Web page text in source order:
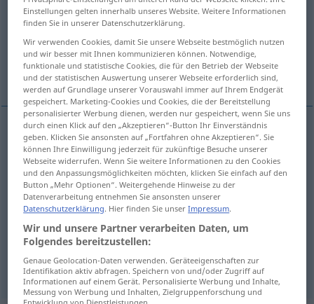
Übersicht aller Übersetzungen
(Für mehr Details die Übersetzung anklicken/antippen)
hård, stiv, streng, drøj, besværlig
hård hart a.Wasser
stiv hart steif
streng hartstreng
drøj,besværlig hartschwierig
Einstellungen gelten innerhalb unseres Website. Weitere Informationen
finden Sie in unserer Datenschutzerklärung.
Wir verwenden Cookies, damit Sie unsere Webseite bestmöglich nutzen
und wir besser mit Ihnen kommunizieren können. Notwendige,
funktionale und statistische Cookies, die für den Betrieb der Webseite
und der statistischen Auswertung unserer Webseite erforderlich sind,
werden auf Grundlage unserer Vorauswahl immer auf Ihrem Endgerät
gespeichert. Marketing-Cookies und Cookies, die der Bereitstellung
personalisierter Werbung dienen, werden nur gespeichert, wenn Sie uns
durch einen Klick auf den „Akzeptieren“-Button Ihr Einverständnis
geben. Klicken Sie ansonsten auf „Fortfahren ohne Akzeptieren“. Sie
können Ihre Einwilligung jederzeit für zukünftige Besuche unserer
Webseite widerrufen. Wenn Sie weitere Informationen zu den Cookies
und den Anpassungsmöglichkeiten möchten, klicken Sie einfach auf den
Button „Mehr Optionen“. Weitergehende Hinweise zu der
Datenverarbeitung entnehmen Sie ansonsten unserer
Datenschutzerklärung. Hier finden Sie unserImpressum.
Wir und unsere Partner verarbeiten Daten, um
Folgendes bereitzustellen:
Genaue Geolocation-Daten verwenden. Geräteeigenschaften zur
Identifikation aktiv abfragen. Speichern von und/oder Zugriff auf
Informationen auf einem Gerät. Personalisierte Werbung und Inhalte,
Messung von Werbung und Inhalten, Zielgruppenforschung und